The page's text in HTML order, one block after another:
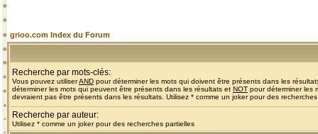
grioo.com Index du Forum
Recherche par mots-clés:
Vous pouvez utiliserAND pour déterminer les mots qui doivent être présents dans les
déterminer les mots qui peuvent être présents dans les résultats et NOT pour déterminer les
devraient pas être présents dans les résultats. Utilisez * comme un joker pour des
Recherche par auteur:
Utilisez * comme un joker pour des recherches partielles